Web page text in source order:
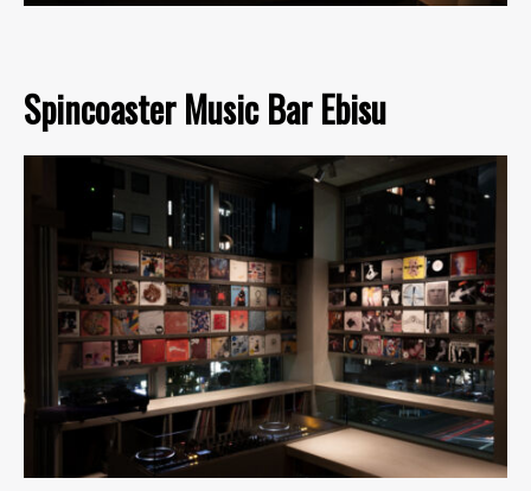
Spincoaster Music Bar Ebisu